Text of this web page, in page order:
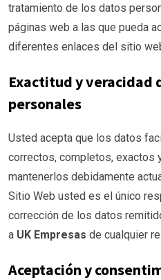
tratamiento de los datos
páginas web a las que pueda
diferentes enlaces del sitio
Exactitud y veracidad
personales
Usted acepta que los datos
correctos, completos, exactos
mantenerlos debidamente
Sitio Web usted es el único
corrección de los datos
a UK Empresas de cualquier
Aceptación y